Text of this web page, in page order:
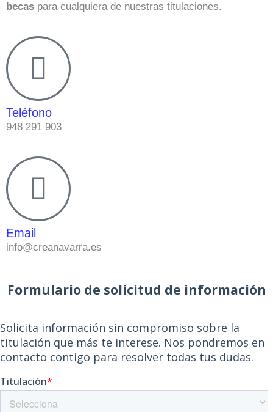
becas para cualquiera de nuestras titulaciones.
Teléfono
948 291 903
Email
info@creanavarra.es